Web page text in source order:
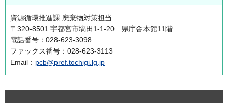
資源循環推進課 廃棄物対策担当
〒320-8501 宇都宮市塙田1-1-20 県庁舎本館11階
電話番号：028-623-3098
ファックス番号：028-623-3113
Email： pcb@pref.tochigi.lg.jp